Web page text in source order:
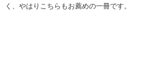
く、やはりこちらもお薦めの一冊です。